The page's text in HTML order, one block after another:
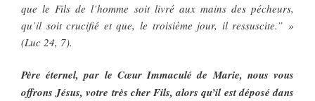
que le Fils de l’homme soit livré aux mains des pécheurs,
qu’il soit crucifié et que, le troisième jour, il ressuscite.” »
(Luc 24, 7).
Père éternel, par le Cœur Immaculé de Marie, nous vous
offrons Jésus, votre très cher Fils, alors qu’il est déposé dans